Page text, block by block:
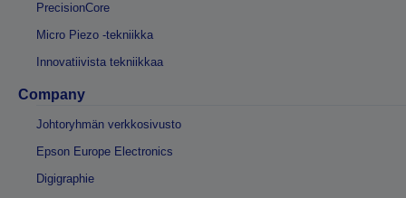
PrecisionCore
Micro Piezo -tekniikka
Innovatiivista tekniikkaa
Company
Johtoryhmän verkkosivusto
Epson Europe Electronics
Digigraphie